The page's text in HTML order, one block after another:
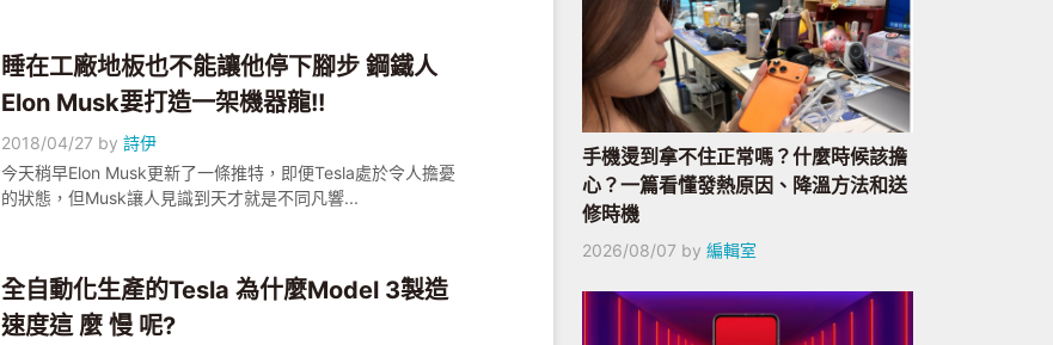
睡在工廠地板也不能讓他停下腳步 鋼鐵人
Elon Musk要打造一架機器龍!!
2018/04/27 by詩伊
今天稍早Elon Musk更新了一條推特，即便Tesla處於令人擔憂
的狀態，但Musk讓人見識到天才就是不同凡響...
全自動化生產的Tesla 為什麼Model 3製造
速度這 麼 慢 呢?
手機燙到拿不住正常嗎？什麼時候該擔
心？一篇看懂發熱原因、降溫方法和送
修時機
2026/08/07 by 編輯室